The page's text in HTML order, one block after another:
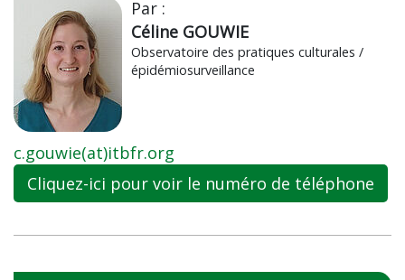
Par :
Céline GOUWIE
Observatoire des pratiques culturales /
épidémiosurveillance
c.gouwie(at)itbfr.org
Cliquez-ici pour voir le numéro de téléphone